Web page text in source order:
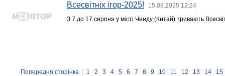
Всесвітніх ігор-2025!
15.08.2025 12:24
З 7 до 17 серпня у місті Ченду (Китай) тривають
Попередня сторінка 1 2 3 4 5 6 7 8 9 10 11 12 13 14
15